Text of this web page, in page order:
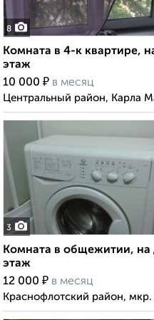
8
Комната в 4-к квартире,
этаж
10 000 ₽ в месяц
Центральный район, Карла
3
Комната в общежитии, на
этаж
12 000 ₽ в месяц
Краснофлотский район,